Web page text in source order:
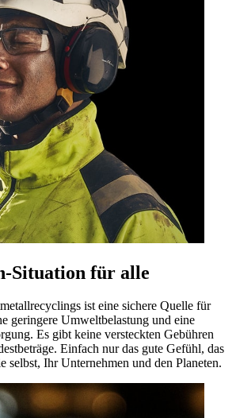
Situation für alle
ist eine sichere Quelle für
geringere Umweltbelastung und eine
Es gibt keine versteckten Gebühren
Einfach nur das gute Gefühl, das
selbst, Ihr Unternehmen und den Planeten.